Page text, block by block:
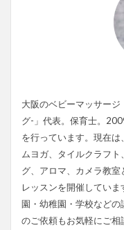
大阪のベビーマッサー
グ-」代表。保育士。
を行っています。現在
ムヨガ、タイルクラフ
グ、アロマ、カメラ教
レッスンを開催してい
園・幼稚園・学校など
のご依頼もお気軽にご相